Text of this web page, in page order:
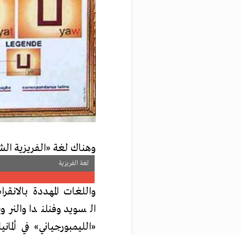
وهناك لغة «الفريزية
لغة الفريزية
واللغات المهددة
السويد وفنلندا
«الليمبورجياني» في